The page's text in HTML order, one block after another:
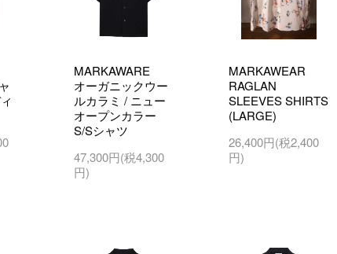
MARKAWARE
オーガニックウー
ルカラミ / ニュー
オープンカラー
S/Sシャツ
47,300円(税4,300
円)
MARKAWEAR
RAGLAN
SLEEVES SHIRTS
(LARGE)
26,400円(税2,400
円)